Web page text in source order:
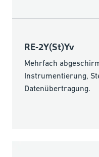
RE-2Y(St)Yv
Mehrfach
Instrumentierung,
Datenübertragung.